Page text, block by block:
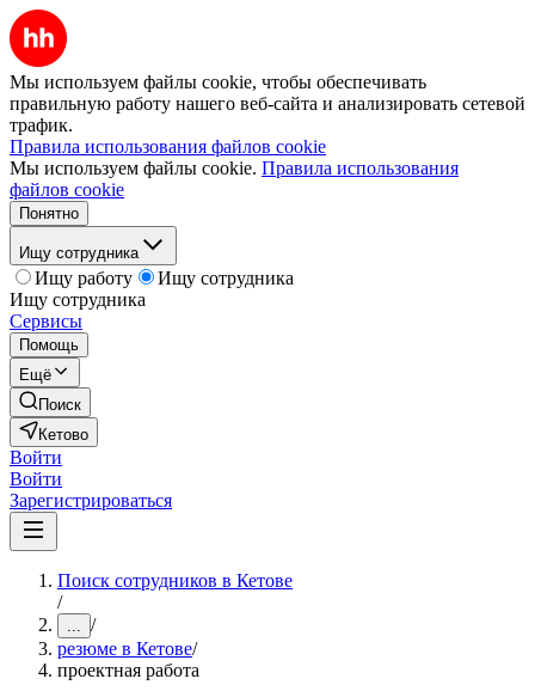
Мы используем файлы cookie, чтобы обеспечивать
правильную работу нашего веб-сайта и анализировать сетевой
трафик.
Правила использования файлов cookie
Мы используем файлы cookie. Правила использования
файлов cookie
Понятно
Ищу сотрудника
Ищу работу
Ищу сотрудника
Ищу сотрудника
Сервисы
Помощь
Ещё
Поиск
Кетово
Войти
Войти
Зарегистрироваться
Поиск сотрудников в Кетове
/
... /
резюме в Кетове/
проектная работа